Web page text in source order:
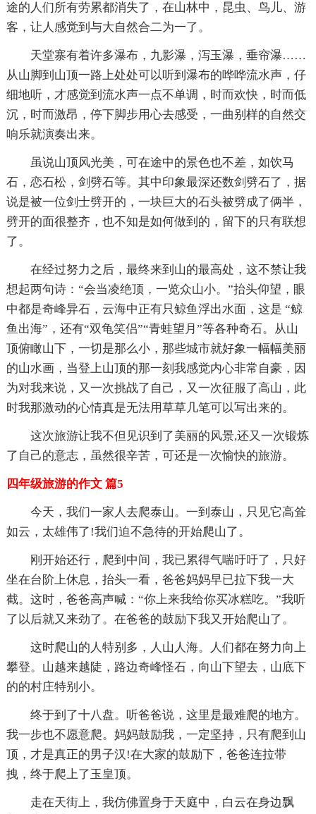
途的人们所有劳累都消失了，在山林中，昆虫、鸟儿、游
客，让人感觉到与大自然合二为一了。
天堂寨有着许多瀑布，九影瀑，泻玉瀑，垂帘瀑……
从山脚到山顶一路上处处可以听到瀑布的哗哗流水声，仔
细地听，才感觉到流水声一点不单调，时而欢快，时而低
沉，时而激昂，停下脚步用心去感受，一曲别样的自然交
响乐就演奏出来。
虽说山顶风光美，可在途中的景色也不差，如饮马
石，恋石松，剑劈石等。其中印象最深还数剑劈石了，据
说是被一位剑士劈开的，一块巨大的石头被劈成了俩半，
劈开的面很整齐，也不知是如何做到的，留下的只有联想
了。
在经过努力之后，最终来到山的最高处，这不禁让我
想起两句诗：“会当凌绝顶，一览众山小。”抬头仰望，眼
中都是奇峰异石，云海中正有只鲸鱼浮出水面，这是 “鲸
鱼出海”，还有“双龟笑侣”“青蛙望月”等各种奇石。从山
顶俯瞰山下，一切是那么小，那些城市就好象一幅幅美丽
的山水画，当登上山顶的那一刻我感觉内心非常自豪，因
为对我来说，又一次挑战了自己，又一次征服了高山，此
时我那激动的心情真是无法用草草几笔可以写出来的。
这次旅游让我不但见识到了美丽的风景,还又一次锻炼
了自己的意志，虽然很辛苦，可还是一次愉快的旅游。
四年级旅游的作文 篇5
今天，我们一家人去爬泰山。一到泰山，只见它高耸
如云，太雄伟了!我们迫不急待的开始爬山了。
刚开始还行，爬到中间，我已累得气喘吁吁了，只好
坐在台阶上休息，抬头一看，爸爸妈妈早已拉下我一大
截。这时，爸爸高声喊：“你上来我给你买冰糕吃。”我听
了以后就又来劲了。在爸爸的鼓励下我又开始爬山了。
这时爬山的人特别多，人山人海。人们都在努力向上
攀登。山越来越陡，路边奇峰怪石，向山下望去，山底下
的的村庄特别小。
终于到了十八盘。听爸爸说，这里是最难爬的地方。
我一步也不愿意爬。妈妈鼓励我，一定坚持，只有爬到山
顶，才是真正的男子汉!在大家的鼓励下，爸爸连拉带
拽，终于爬上了玉皇顶。
走在天街上，我仿佛置身于天庭中，白云在身边飘